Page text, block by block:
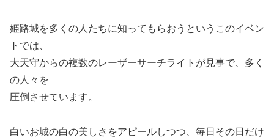
姫路城を多くの人たちに知ってもらおうというこのイベン
トでは、
大天守からの複数のレーザーサーチライトが見事で、多く
の人々を
圧倒させています。
白いお城の白の美しさをアピールしつつ、毎日その日だけ